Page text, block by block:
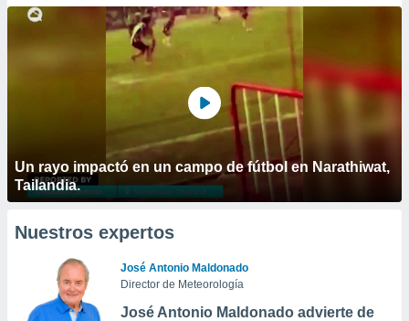
Un rayo impactó en un campo de fútbol en Narathiwat,
Tailandia.
Nuestros expertos
José Antonio Maldonado
Director de Meteorología
José Antonio Maldonado advierte de